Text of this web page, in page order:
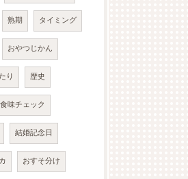
熟期 タイミング
おやつじかん
り 歴史
食味チェック
結婚記念日
おすそ分け